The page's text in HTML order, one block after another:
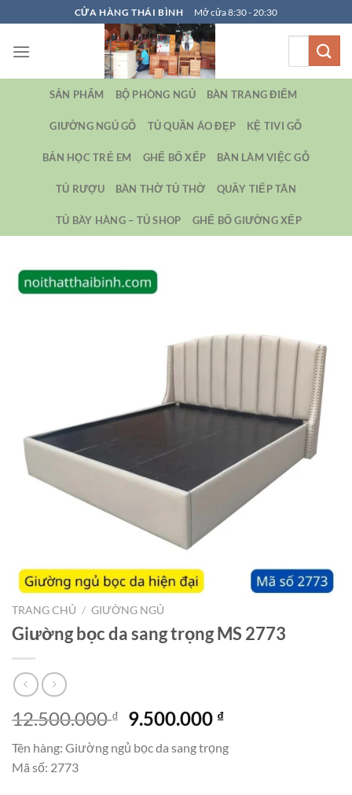
qua
nội
CỬA HÀNG THÁI BÌNH Mở cửa 8:30 - 20:30
SẢN PHẨM BỘ PHÒNG NGỦ BÀN TRANG ĐIỂM
GIƯỜNG NGỦ GỖ TỦ QUẦN ÁO ĐẸP KỆ TIVI GỖ
BẢN HỌC TRẺ EM GHẾ BỐ XẾP BÀN LÀM VIỆC GỖ
TỦ RƯỢU BÀN THỜ TỦ THỜ QUẦY TIẾP TÂN
TỦ BÀY HÀNG – TỦ SHOP GHẾ BỐ GIƯỜNG XẾP
TRANG CHỦ / GIƯỜNG NGỦ
Giường bọc da sang trọng MS 2773
12.500.000₫
Giá
gốc
là:
9.500.000 ₫Giá
tại
Tên hàng: Giường ngủ bọc da sang trọng
Mã số: 2773